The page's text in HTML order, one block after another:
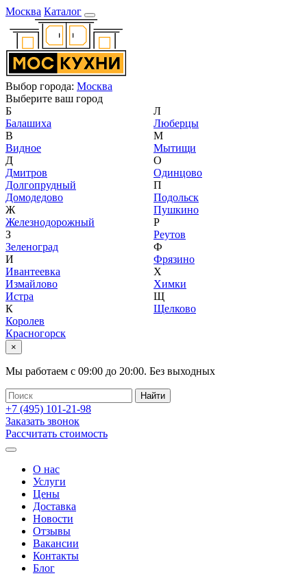
Москва Каталог
Выбор города: Москва
Выберите ваш город
Б
Балашиха
В
Видное
Д
Дмитров
Долгопрудный
Домодедово
Ж
Железнодорожный
З
Зеленоград
И
Ивантеевка
Измайлово
Истра
К
Королев
Красногорск
Л
Люберцы
М
Мытищи
О
Одинцово
П
Подольск
Пушкино
Р
Реутов
Ф
Фрязино
Х
Химки
Щ
Щелково
×
Мы работаем с 09:00 до 20:00. Без выходных
+7 (495) 101-21-98
Заказать звонок
Рассчитать стоимость
О нас
Услуги
Цены
Доставка
Новости
Отзывы
Вакансии
Контакты
Блог